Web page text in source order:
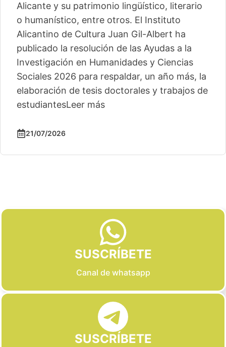
Alicante y su patrimonio lingüístico, literario
o humanístico, entre otros. El Instituto
Alicantino de Cultura Juan Gil-Albert ha
publicado la resolución de las Ayudas a la
Investigación en Humanidades y Ciencias
Sociales 2026 para respaldar, un año más, la
elaboración de tesis doctorales y trabajos de
estudiantesLeer más
21/07/2026
SUSCRÍBETE
Canal de whatsapp
SUSCRÍBETE